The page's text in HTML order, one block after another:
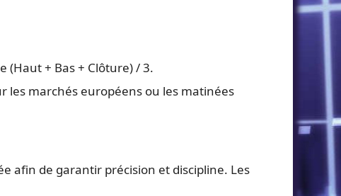
(Haut + Bas + Clôture) / 3.
les marchés européens ou les matinées
afin de garantir précision et discipline. Les